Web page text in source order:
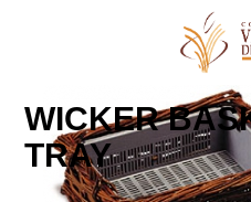
WICKER
TRAY